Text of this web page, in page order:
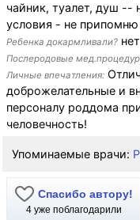
чайник, туалет, душ --
условия - не припомню
Ребенка докармливали? нет
Послеродовые
Личные впечатления:
доброжелательные и
персоналу роддома
человечность!
Упоминаемые врачи:
Спасибо автору!
4 уже поблагодарили